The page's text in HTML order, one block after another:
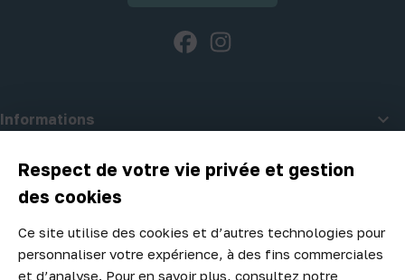
Respect de votre vie privée et gestion
des cookies
Ce site utilise des cookies et d’autres technologies pour
personnaliser votre expérience, à des fins commerciales
et d’analyse. Pour en savoir plus, consultez notre
Facebook
Informations 
A propos d'Atelier Piscine
Newsletter
Ne manquez aucune opportunité ! Restez informé de nos meilleurs